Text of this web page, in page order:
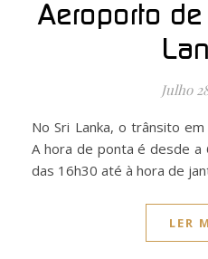
Aeroporto de
Julho
No Sri Lanka, o trânsito em Colombo é desesperante.
A hora de ponta é desde
das 16h30 até à hora de
LER